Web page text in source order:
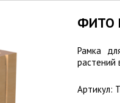
ФИТО
Рамка
растений
Артикул: